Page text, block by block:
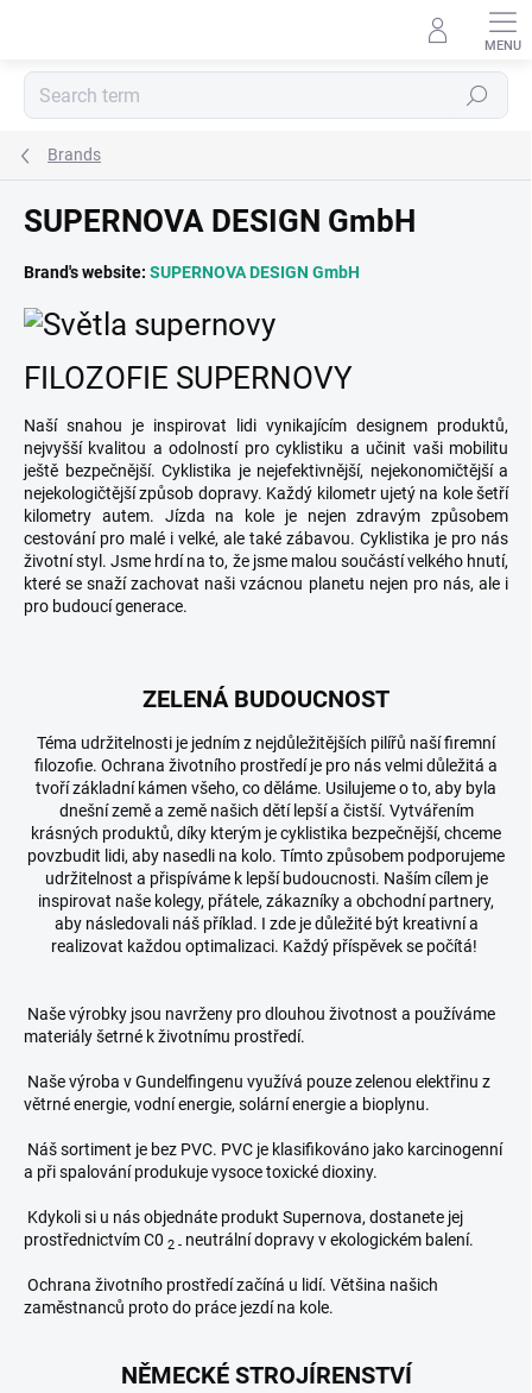
Search
Brands
SUPERNOVA DESIGN GmbH
Brand's website: SUPERNOVA DESIGN GmbH
FILOZOFIE SUPERNOVY
Naší snahou je inspirovat lidi vynikajícím designem produktů,
nejvyšší kvalitou a odolností pro cyklistiku a učinit vaši mobilitu
ještě bezpečnější. Cyklistika je nejefektivnější, nejekonomičtější a
nejekologičtější způsob dopravy. Každý kilometr ujetý na kole šetří
kilometry autem.
Jízda na kole je nejen zdravým způsobem
cestování pro malé i velké, ale také zábavou. Cyklistika je pro nás
životní styl. Jsme hrdí na to, že jsme malou součástí velkého hnutí,
které se snaží zachovat naši vzácnou planetu nejen pro nás, ale i
pro budoucí generace.
ZELENÁ BUDOUCNOST
Téma udržitelnosti je jedním z nejdůležitějších pilířů naší firemní
filozofie. Ochrana životního prostředí je pro nás velmi důležitá a
tvoří základní kámen všeho, co děláme. Usilujeme o to, aby byla
dnešní země a země našich dětí lepší a čistší. Vytvářením
krásných produktů, díky kterým je cyklistika bezpečnější, chceme
povzbudit lidi, aby nasedli na kolo. Tímto způsobem podporujeme
udržitelnost a přispíváme k lepší budoucnosti. Naším cílem je
inspirovat naše kolegy, přátele, zákazníky a obchodní partnery,
aby následovali náš příklad. I zde je důležité být kreativní a
realizovat každou optimalizaci. Každý příspěvek se počítá!
Naše výrobky jsou navrženy pro dlouhou životnost a používáme
materiály šetrné k životnímu prostředí.
Naše výroba v Gundelfingenu využívá pouze zelenou elektřinu z
větrné energie, vodní energie, solární energie a bioplynu.
Náš sortiment je bez PVC. PVC je klasifikováno jako karcinogenní
a při spalování produkuje vysoce toxické dioxiny.
Kdykoli si u nás objednáte produkt Supernova, dostanete jej
prostřednictvím C0 2 - neutrální dopravy v ekologickém balení.
Ochrana životního prostředí začíná u lidí. Většina našich
zaměstnanců proto do práce jezdí na kole.
NĚMECKÉ STROJÍRENSTVÍ